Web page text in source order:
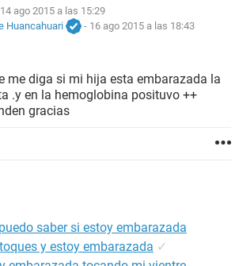
ago 2015 a las 15:29
Huancahuari
- 16 ago 2015 a las 18:43
me diga si mi hija esta embarazada la
.y en la hemoglobina posituvo ++
gracias
saber si estoy embarazada
y estoy embarazada ✓